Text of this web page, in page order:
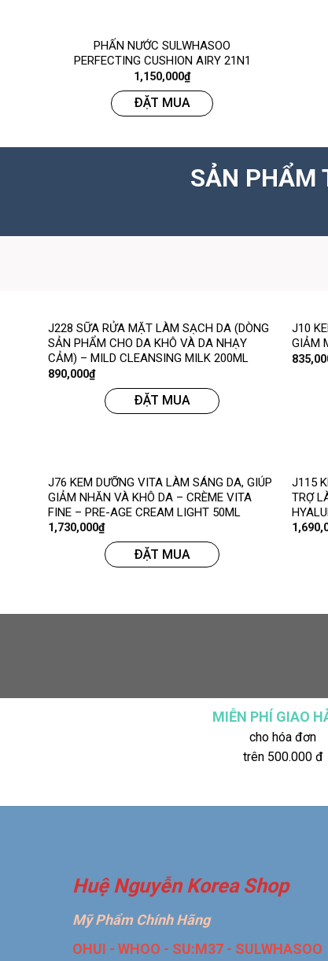
PHẤN NƯỚC SULWHASOO
PERFECTING CUSHION AIRY 21N1
1,150,000₫
ĐẶT MUA
SẢN PHẨM
J228 SỮA RỬA MẶT LÀM SẠCH DA (DÒNG
SẢN PHẨM CHO DA KHÔ VÀ DA NHẠY
CẢM) – MILD CLEANSING MILK 200ML
890,000₫
ĐẶT MUA
J10
GIẢM
J76 KEM DƯỠNG VITA LÀM SÁNG DA, GIÚP
GIẢM NHĂN VÀ KHÔ DA – CRÈME VITA
FINE – PRE-AGE CREAM LIGHT 50ML
1,730,000₫
ĐẶT MUA
J115
TRỢ
MIỄN PHÍ GIAO
cho hóa đơn
trên 500.000 đ
Huệ Nguyễn Korea Shop
Mỹ Phẩm Chính Hãng
OHUI - WHOO - SU:M37 - SULWHASOO